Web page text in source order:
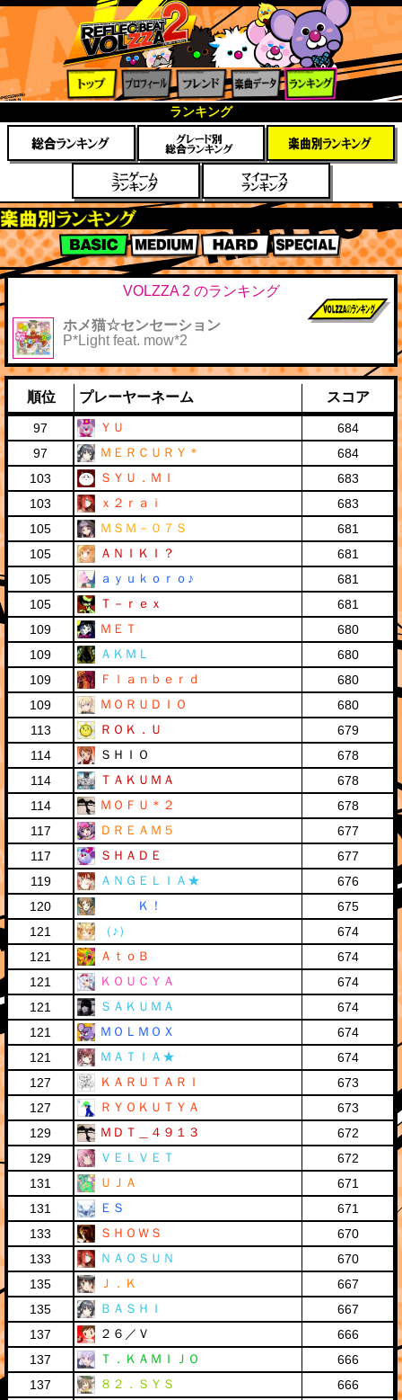
ィール
フレン
ド
楽曲デ
ータ
ング
ランキング
楽曲別スコアランキング
BASIC MEDIUM HARD SPECIAL
VOLZZA 2 のランキング
ホメ猫☆センセーション
P*Light feat. mow*2
順位 プレーヤーネーム スコア
97 ＹＵ
684
97
ＭＥＲＣＵＲＹ＊
684
103
ＳＹＵ．ＭＩ
683
103
ｘ２ｒａｉ
683
105
ＭＳＭ－０７Ｓ
681
105
ＡＮＩＫＩ？
681
105
ａｙｕｋｏｒｏ♪
681
105
Ｔ－ｒｅｘ
681
109
ＭＥＴ
680
109
ＡＫＭＬ
680
109
Ｆｌａｎｂｅｒｄ
680
109
ＭＯＲＵＤＩＯ
680
113
ＲＯＫ．Ｕ
679
114
ＳＨＩＯ
678
114
ＴＡＫＵＭＡ
678
114
ＭＯＦＵ＊２
678
117
ＤＲＥＡＭ５
677
117
ＳＨＡＤＥ
677
119
ＡＮＧＥＬＩＡ★
676
120
Ｋ！
675
121
（♪）
674
121
ＡｔｏＢ
674
121
ＫＯＵＣＹＡ
674
121
ＳＡＫＵＭＡ
674
121
ＭＯＬＭＯＸ
674
121
ＭＡＴＩＡ★
674
127
ＫＡＲＵＴＡＲＩ
673
127
ＲＹＯＫＵＴＹＡ
673
129
ＭＤＴ＿４９１３
672
129
ＶＥＬＶＥＴ
672
131
ＵＪＡ
671
131
ＥＳ
671
133
ＳＨＯＷＳ
670
133
ＮＡＯＳＵＮ
670
135
Ｊ．Ｋ
667
135
ＢＡＳＨＩ
667
137
２６／Ｖ
666
137
Ｔ．ＫＡＭＩＪＯ
666
137
８２．ＳＹＳ
666